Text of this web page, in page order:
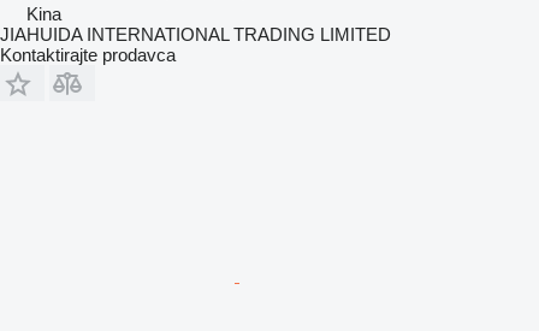
Kina
JIAHUIDA INTERNATIONAL TRADING LIMITED
Kontaktirajte prodavca